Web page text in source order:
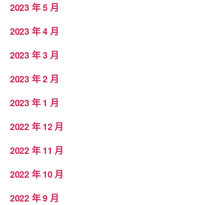
2023 年 5 月
2023 年 4 月
2023 年 3 月
2023 年 2 月
2023 年 1 月
2022 年 12 月
2022 年 11 月
2022 年 10 月
2022 年 9 月